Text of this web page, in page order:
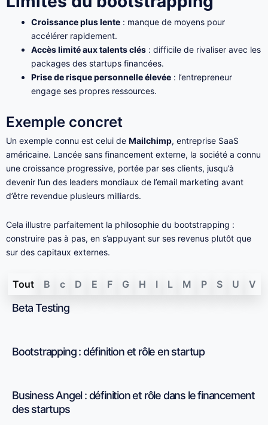
Croissance plus lente : manque de moyens pour
accélérer rapidement.
Accès limité aux talents clés : difficile de rivaliser avec les
packages des startups financées.
Prise de risque personnelle élevée : l’entrepreneur
engage ses propres ressources.
Exemple concret
Un exemple connu est celui de Mailchimp, entreprise SaaS
américaine. Lancée sans financement externe, la société a connu
une croissance progressive, portée par ses clients, jusqu’à
devenir l’un des leaders mondiaux de l’email marketing avant
d’être revendue plusieurs milliards.
Cela illustre parfaitement la philosophie du bootstrapping :
construire pas à pas, en s’appuyant sur ses revenus plutôt que
sur des capitaux externes.
B c D E F G H I L M P S U V
Tout
Beta Testing
Bootstrapping : définition et rôle en startup
Business Angel : définition et rôle dans le financement
des startups